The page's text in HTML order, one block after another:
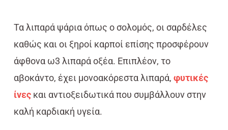
Τα λιπαρά ψάρια όπως ο σολομός, οι σαρδέλες
καθώς και οι ξηροί καρποί επίσης προσφέρουν
άφθονα ω3 λιπαρά οξέα. Επιπλέον, το
αβοκάντο, έχει μονοακόρεστα λιπαρά, φυτικές
ίνες και αντιοξειδωτικά που συμβάλλουν στην
καλή καρδιακή υγεία.